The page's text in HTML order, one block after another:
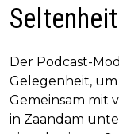
Seltenheit
Der Podcast-
Gelegenheit,
Gemeinsam mit
in Zaandam